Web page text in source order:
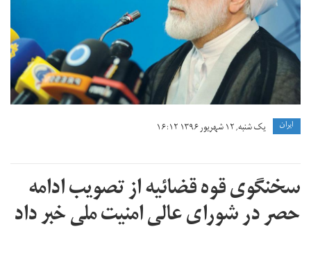
ايران یک شنبه, ۱۲ شهریور ۱۳۹۶ ۱۶:۱۲
سخنگوی قوه قضائیه از تصویب ادامه
حصر در شورای عالی امنیت ملی خبر داد